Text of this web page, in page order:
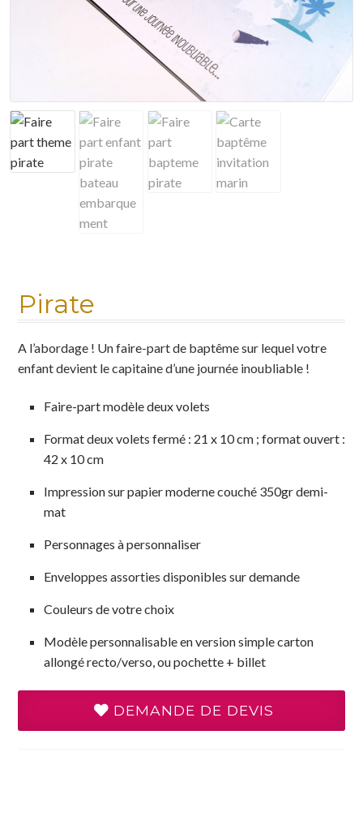
Panier
Politique de confidentialité
Test instagram
Pirate
A l’abordage ! Un faire-part de baptême sur lequel votre
enfant devient le capitaine d’une journée inoubliable !
Faire-part modèle deux volets
Format deux volets fermé : 21 x 10 cm ; format ouvert :
42 x 10 cm
Impression sur papier moderne couché 350gr demi-
mat
Personnages à personnaliser
Enveloppes assorties disponibles sur demande
Couleurs de votre choix
Modèle personnalisable en version simple carton
allongé recto/verso, ou pochette + billet
DEMANDE DE DEVIS